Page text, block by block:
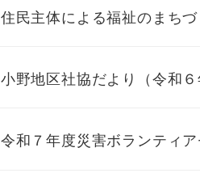
住民主体による福祉のまち
小野地区社協だより（令和
令和７年度災害ボランティ